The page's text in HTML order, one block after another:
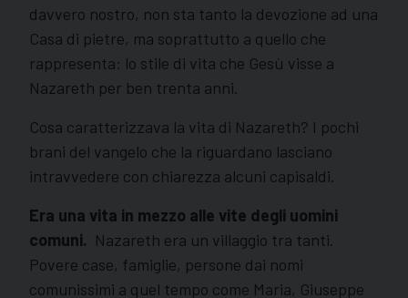
davvero nostro, non sta tanto la devozione ad una
Casa di pietre, ma soprattutto a quello che
rappresenta: lo stile di vita che Gesù visse a
Nazareth per ben trenta anni.
Cosa caratterizzava la vita di Nazareth? I pochi
brani del vangelo che la riguardano lasciano
intravvedere con chiarezza alcuni capisaldi.
Era una vita in mezzo alle vite degli uomini
comuni. Nazareth era un villaggio tra tanti.
Povere case, famiglie, persone dai nomi
comunissimi a quel tempo come Maria, Giuseppe